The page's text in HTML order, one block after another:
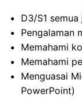
D3/S1 semua
Pengalaman
Memahami
Memahami
Menguasai
PowerPoint)